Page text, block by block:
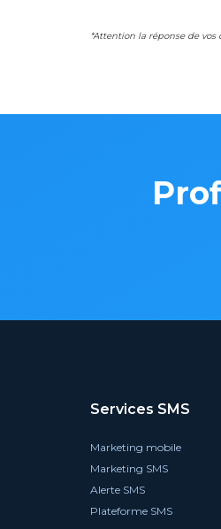
*Attention la réponse de
Services SMS
Marketing mobile
Marketing SMS
Alerte SMS
Plateforme SMS